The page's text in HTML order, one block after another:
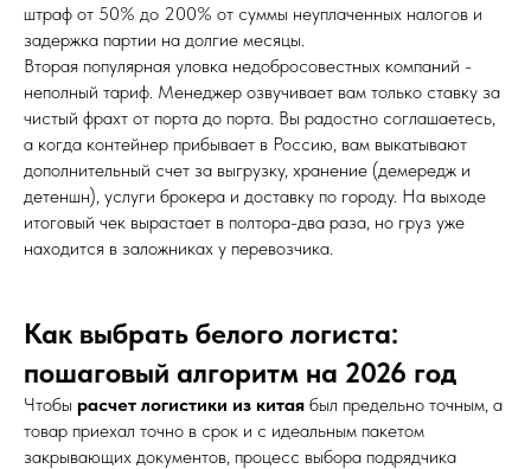
штраф от 50% до 200% от суммы неуплаченных налогов и
задержка партии на долгие месяцы.
Вторая популярная уловка недобросовестных компаний -
неполный тариф. Менеджер озвучивает вам только ставку за
чистый фрахт от порта до порта. Вы радостно соглашаетесь,
а когда контейнер прибывает в Россию, вам выкатывают
дополнительный счет за выгрузку, хранение (демередж и
детеншн), услуги брокера и доставку по городу. На выходе
итоговый чек вырастает в полтора-два раза, но груз уже
находится в заложниках у перевозчика.
Как выбрать белого логиста:
пошаговый алгоритм на 2026 год
Чтобы расчет логистики из китая был предельно точным, а
товар приехал точно в срок и с идеальным пакетом
закрывающих документов, процесс выбора подрядчика